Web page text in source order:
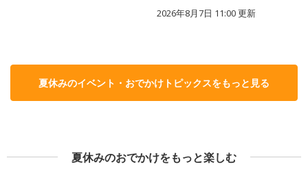
2026年8月7日 11:00更新
夏休みのイベント・おでかけトピックスをもっと見る
夏休みのおでかけをもっと楽しむ